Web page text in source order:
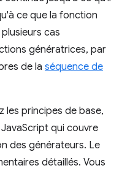
ce que la fonction
cas
génératrices, par
de la séquence de
les principes de base,
qui couvre
des générateurs. Le
détaillés. Vous